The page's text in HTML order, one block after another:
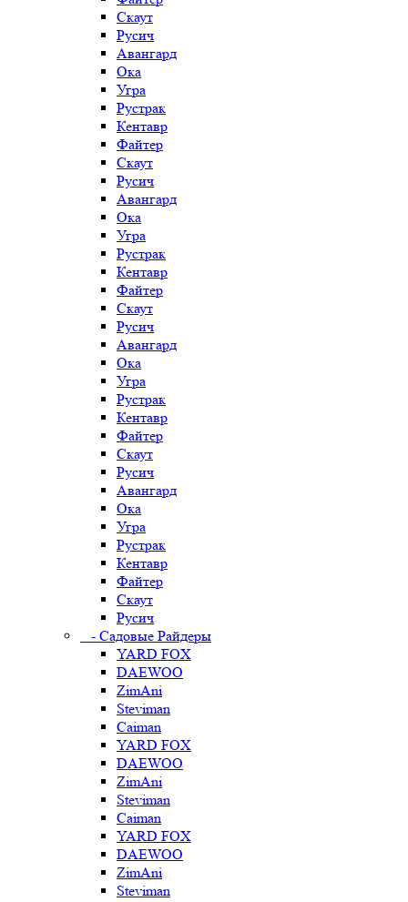
Скаут
Русич
Авангард
Ока
Угра
Рустрак
Кентавр
Файтер
Скаут
Русич
Авангард
Ока
Угра
Рустрак
Кентавр
Файтер
Скаут
Русич
Авангард
Ока
Угра
Рустрак
Кентавр
Файтер
Скаут
Русич
Авангард
Ока
Угра
Рустрак
Кентавр
Файтер
Скаут
Русич
- Садовые Райдеры
YARD FOX
DAEWOO
ZimAni
Steviman
Caiman
YARD FOX
DAEWOO
ZimAni
Steviman
Caiman
YARD FOX
DAEWOO
ZimAni
Steviman